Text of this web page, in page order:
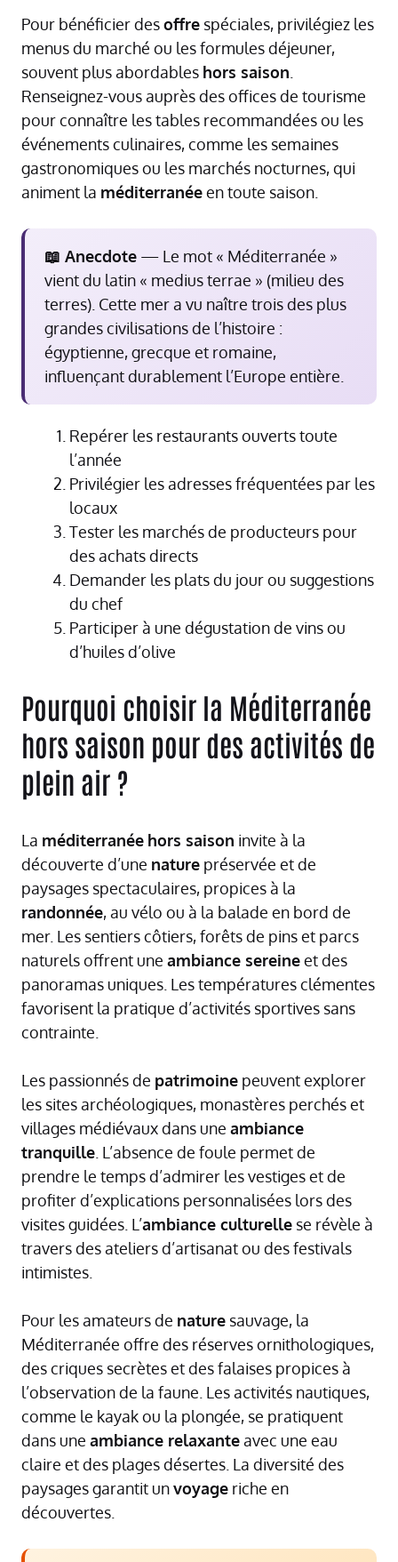
Pour bénéficier desoffre spéciales, privilégiez les
menus du marché ou les formules déjeuner,
souvent plus abordables hors saison
Renseignez-vous auprès des offices de tourisme
pour connaître les tables recommandées ou les
événements culinaires, comme les semaines
gastronomiques ou les marchés nocturnes, qui
animent la méditerranéeen toute saison.
📖 Anecdote — Le mot « Méditerranée »
vient du latin « medius terrae » (milieu des
terres). Cette mer a vu naître trois des plus
grandes civilisations de l’histoire :
égyptienne, grecque et romaine,
influençant durablement l’Europe entière.
Repérer les restaurants ouverts toute
l’année
Privilégier les adresses fréquentées par les
locaux
Tester les marchés de producteurs pour
des achats directs
Demander les plats du jour ou suggestions
du chef
Participer à une dégustation de vins ou
d’huiles d’olive
Pourquoi choisir la Méditerranée
hors saison pour des activités de
plein air ?
La méditerranée hors saison invite à la
découverte d’une nature préservée et de
paysages spectaculaires, propices à la
randonnée, au vélo ou à la balade en bord de
mer. Les sentiers côtiers, forêts de pins et parcs
naturels offrent une ambiance sereineet des
panoramas uniques. Les températures clémentes
favorisent la pratique d’activités sportives sans
contrainte.
Les passionnés de patrimoine peuvent explorer
les sites archéologiques, monastères perchés et
villages médiévaux dans une ambiance
tranquille . L’absence de foule permet de
prendre le temps d’admirer les vestiges et de
profiter d’explications personnalisées lors des
visites guidées. L’ambiance culturelle se révèle à
travers des ateliers d’artisanat ou des festivals
intimistes.
Pour les amateurs de nature sauvage, la
Méditerranée offre des réserves ornithologiques,
des criques secrètes et des falaises propices à
l’observation de la faune. Les activités nautiques,
comme le kayak ou la plongée, se pratiquent
dans une ambiance relaxanteavec une eau
claire et des plages désertes. La diversité des
paysages garantit unvoyage riche en
découvertes.